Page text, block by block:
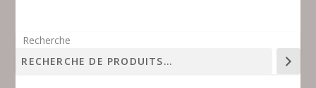
Recherche